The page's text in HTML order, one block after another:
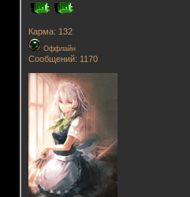
Карма: 132
Оффлайн
Сообщений: 1170